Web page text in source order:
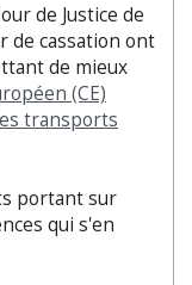
de Justice de
de cassation ont
de mieux
(CE)
transports
portant sur
qui s'en